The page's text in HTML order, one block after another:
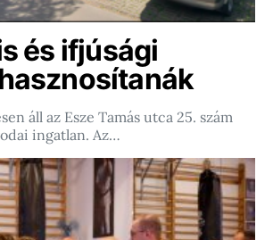
és ifjúsági
áll az Esze Tamás utca 25. szám
ingatlan. Az…